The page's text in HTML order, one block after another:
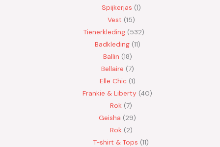
Spijkerjas 1
Vest 15
Tienerkleding 532
Badkleding 11
Ballin 18
Bellaire 7
Elle Chic 1
Frankie & Liberty 40
Rok 7
Geisha
29
Rok 2
T-shirt & Tops 11